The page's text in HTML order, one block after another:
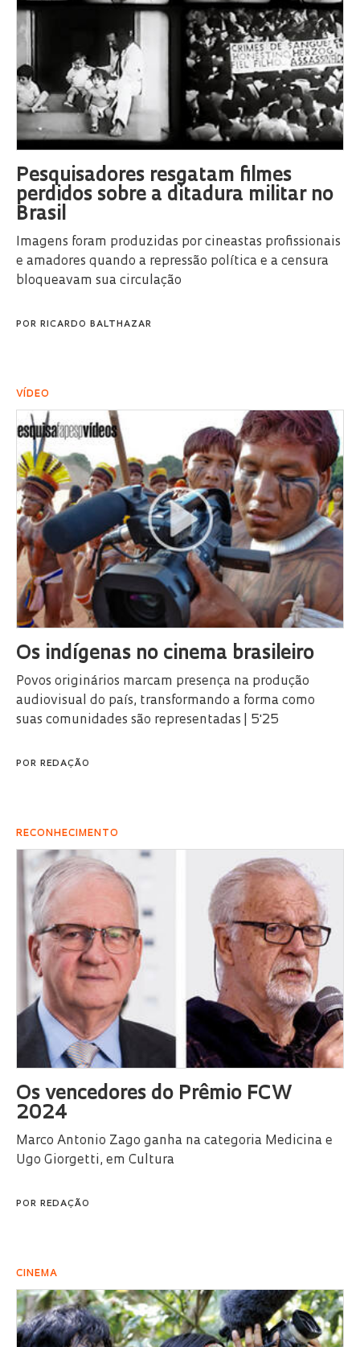
Pesquisadores resgatam filmes
perdidos sobre a ditadura militar no
Brasil
Imagens foram produzidas por cineastas profissionais
e amadores quando a repressão política e a censura
bloqueavam sua circulação
POR RICARDO BALTHAZAR
VÍDEO
Os indígenas no cinema brasileiro
Povos originários marcam presença na produção
audiovisual do país, transformando a forma como
suas comunidades são representadas | 5'25
POR REDAÇÃO
RECONHECIMENTO
Os vencedores do Prêmio FCW
2024
Marco Antonio Zago ganha na categoria Medicina e
Ugo Giorgetti, em Cultura
POR REDAÇÃO
CINEMA